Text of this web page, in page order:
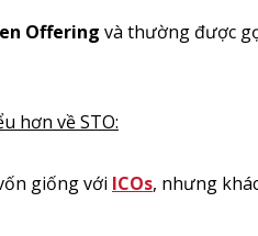
Offering và thường được
hơn về STO:
giống với ICOs, nhưng